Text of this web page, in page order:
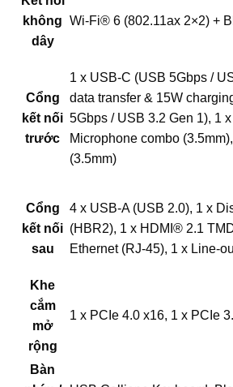
không
dây
Wi-Fi® 6 (802.11ax 2×2) +
Cổng
kết nối
trước
1 x USB-C (USB 5Gbps /
data transfer & 15W
5Gbps / USB 3.2 Gen 1), 1
Microphone combo
(3.5mm)
Cổng
kết nối
sau
4 x USB-A (USB 2.0), 1 x
(HBR2), 1 x HDMI® 2.1
Ethernet (RJ-45), 1 x Line-
Khe
cắm
mở
rộng
1 x PCIe 4.0 x16, 1 x PCIe
Bàn